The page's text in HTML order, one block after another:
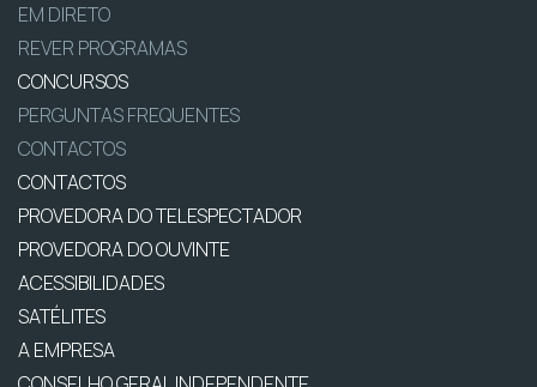
EM DIRETO
REVER PROGRAMAS
CONCURSOS
PERGUNTAS FREQUENTES
CONTACTOS
CONTACTOS
PROVEDORA DO TELESPECTADOR
PROVEDORA DO OUVINTE
ACESSIBILIDADES
SATÉLITES
A EMPRESA